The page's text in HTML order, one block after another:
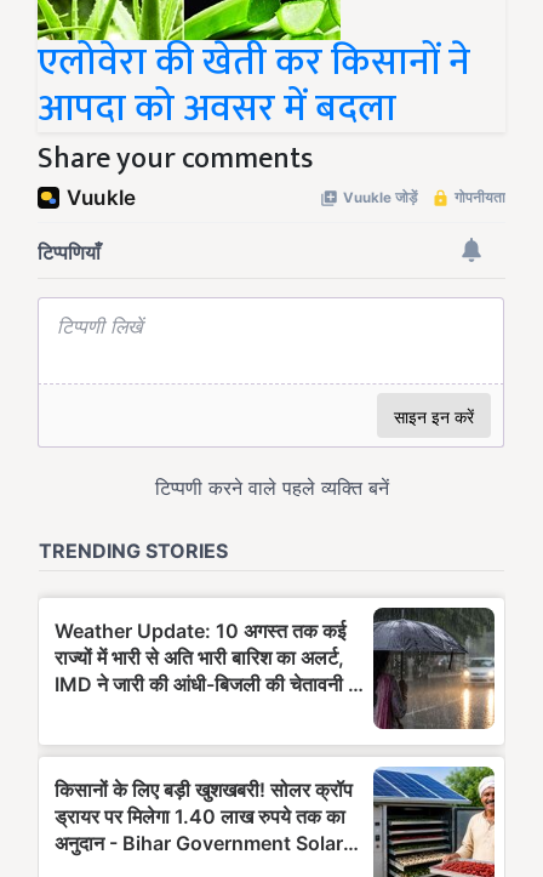
एलोवेरा की खेती कर किसानों ने
आपदा को अवसर में बदला
Share your comments